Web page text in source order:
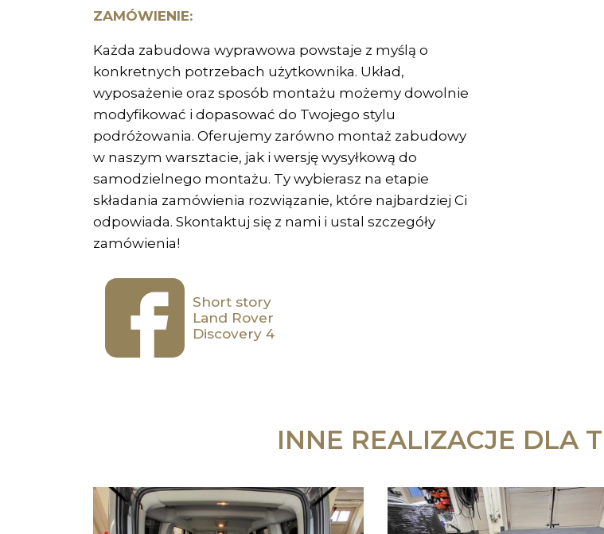
ZAMÓWIENIE:
Każda zabudowa wyprawowa powstaje z myślą o
konkretnych potrzebach użytkownika. Układ,
wyposażenie oraz sposób montażu możemy dowolnie
modyfikować i dopasować do Twojego stylu
podróżowania. Oferujemy zarówno montaż zabudowy
w naszym warsztacie, jak i wersję wysyłkową do
samodzielnego montażu. Ty wybierasz na etapie
składania zamówienia rozwiązanie, które najbardziej Ci
odpowiada. Skontaktuj się z nami i ustal szczegóły
zamówienia!
Short story
Land Rover
Discovery 4
INNE REALIZACJE DLA